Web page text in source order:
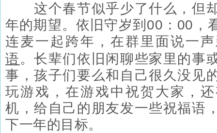
这个春节似乎少了什么，但
年的期望。依旧守岁到00：00，
连麦一起跨年，在群里面说一
语。长辈们依旧闲聊些家里的事
事，孩子们要么和自己很久没见
玩游戏，在游戏中祝贺大家，
机，给自己的朋友发一些祝福语
下一年的目标。